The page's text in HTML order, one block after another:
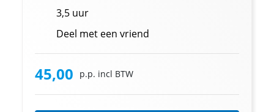
3,5 uur
Deel met een vriend
45,00 p.p. incl BTW